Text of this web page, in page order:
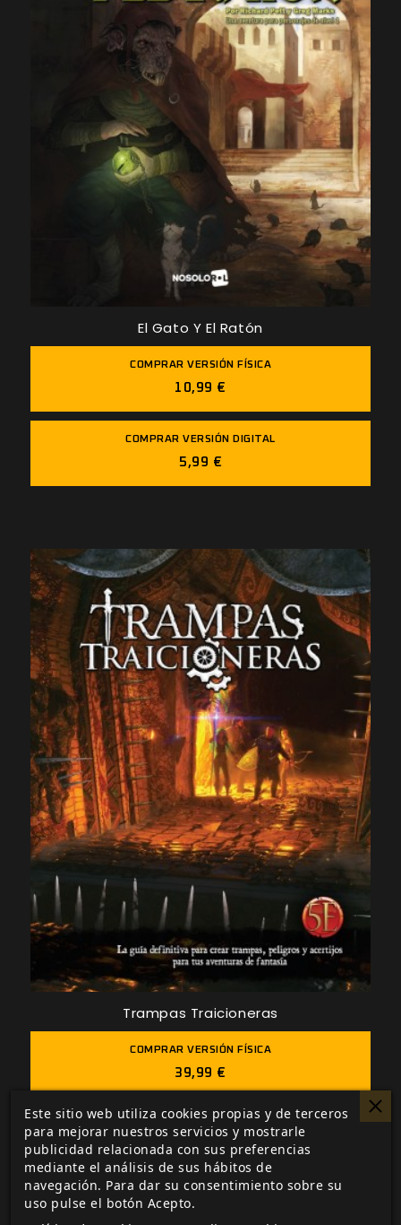
El Gato Y El Ratón
COMPRAR VERSIÓN FÍSICA
10,99 €
COMPRAR VERSIÓN DIGITAL
5,99 €
Trampas Traicioneras
COMPRAR VERSIÓN FÍSICA
39,99 €
COMPRAR VERSIÓN DIGITAL
19,99 €
Este sitio web utiliza cookies propias y de terceros
para mejorar nuestros servicios y mostrarle
publicidad relacionada con sus preferencias
mediante el análisis de sus hábitos de
navegación. Para dar su consentimiento sobre su
uso pulse el botón Acepto.